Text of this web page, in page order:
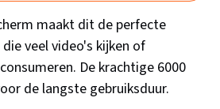
maakt dit de perfecte
veel video's kijken of
De krachtige 6000
de langste gebruiksduur.